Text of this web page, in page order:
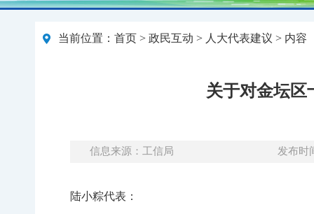
当前位置： 首页 > 政民互动 > 人大代表建议 > 内容
关于对金坛区
信息来源：工信局 发布时
陆小粽代表：